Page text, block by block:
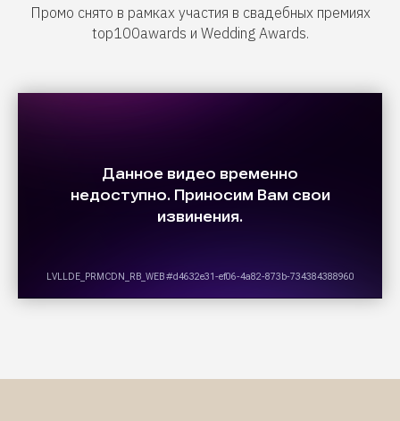
Промо снято в рамках участия в свадебных премиях
top100awards и Wedding Awards.